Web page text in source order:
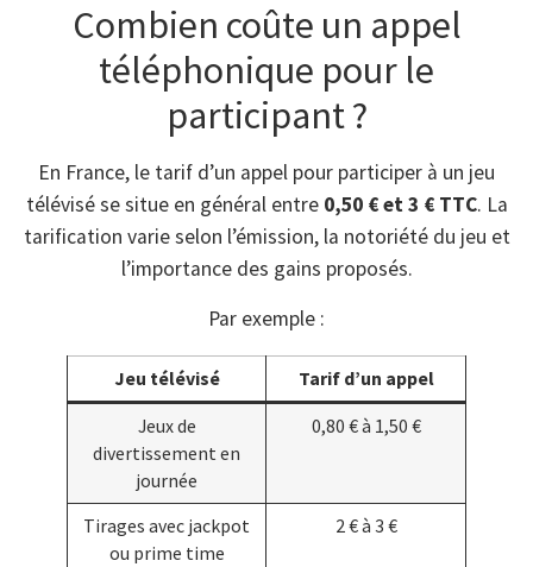
Combien coûte un appel
téléphonique pour le
participant ?
En France, le tarif d’un appel pour participer à un jeu
télévisé se situe en général entre 0,50 € et 3 € TTC. La
tarification varie selon l’émission, la notoriété du jeu et
l’importance des gains proposés.
Par exemple :
Jeu télévisé
Tarif d’un appel
Jeux de
divertissement en
journée
0,80 € à 1,50 €
Tirages avec jackpot
ou prime time
2 € à 3 €